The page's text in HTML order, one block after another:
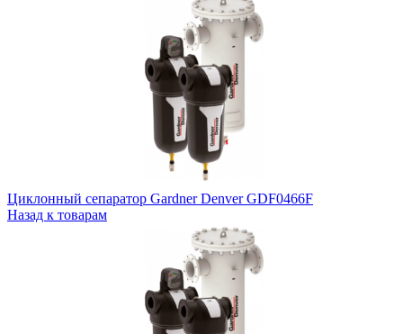
Циклонный сепаратор Gardner Denver GDF0466F
Назад к товарам